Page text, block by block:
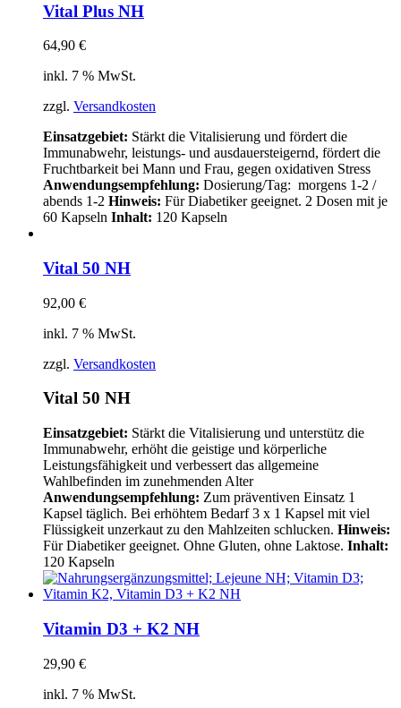
Vital Plus NH
64,90 €
inkl. 7 % MwSt.
zzgl. Versandkosten
Einsatzgebiet: Stärkt die Vitalisierung und fördert die
Immunabwehr, leistungs- und ausdauersteigernd, fördert die
Fruchtbarkeit bei Mann und Frau, gegen oxidativen Stress
Anwendungsempfehlung: Dosierung/Tag: morgens 1-2 /
abends 1-2 Hinweis: Für Diabetiker geeignet. 2 Dosen mit je
60 Kapseln Inhalt: 120 Kapseln
Vital 50 NH
92,00 €
inkl. 7 % MwSt.
zzgl. Versandkosten
Vital 50 NH
Einsatzgebiet: Stärkt die Vitalisierung und unterstütz die
Immunabwehr, erhöht die geistige und körperliche
Leistungsfähigkeit und verbessert das allgemeine
Wahlbefinden im zunehmenden Alter
Anwendungsempfehlung: Zum präventiven Einsatz 1
Kapsel täglich. Bei erhöhtem Bedarf 3 x 1 Kapsel mit viel
Flüssigkeit unzerkaut zu den Mahlzeiten schlucken. Hinweis:
Für Diabetiker geeignet. Ohne Gluten, ohne Laktose. Inhalt:
120 Kapseln
Vitamin D3 + K2 NH
29,90 €
inkl. 7 % MwSt.